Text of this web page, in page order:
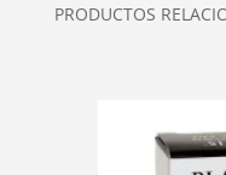
PRODUCTOS